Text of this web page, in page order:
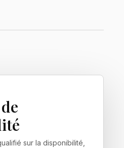
sur la disponibilité,